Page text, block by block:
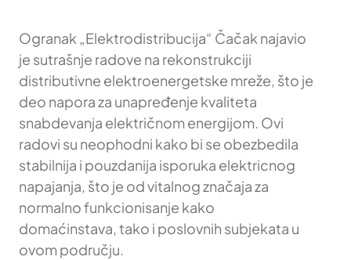
Ogranak „Elektrodistribucija“ Čačak najavio
je sutrašnje radove na rekonstrukciji
distributivne elektroenergetske mreže, što je
deo napora za unapređenje kvaliteta
snabdevanja električnom energijom. Ovi
radovi su neophodni kako bi se obezbedila
stabilnija i pouzdanija isporuka elektricnog
napajanja, što je od vitalnog značaja za
normalno funkcionisanje kako
domaćinstava, tako i poslovnih subjekata u
ovom području.